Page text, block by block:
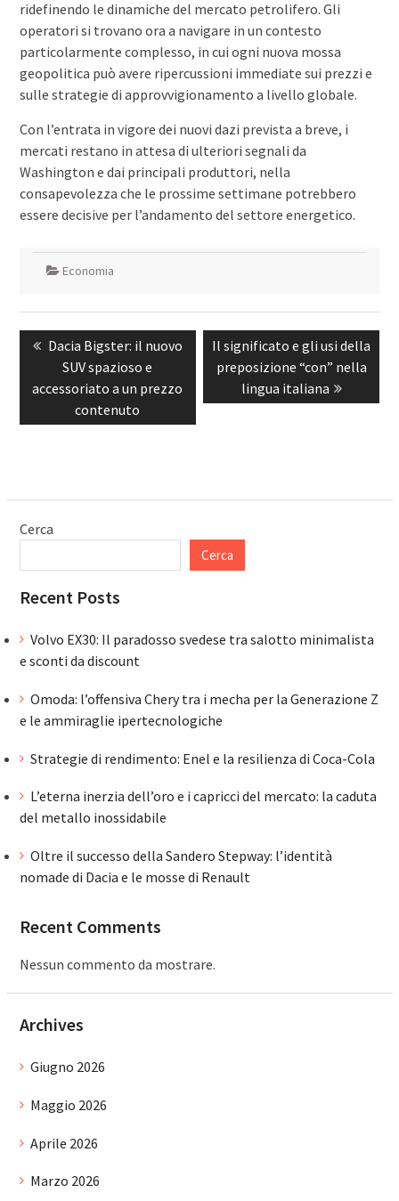
ridefinendo le dinamiche del mercato petrolifero. Gli
operatori si trovano ora a navigare in un contesto
particolarmente complesso, in cui ogni nuova mossa
geopolitica può avere ripercussioni immediate sui prezzi e
sulle strategie di approvvigionamento a livello globale.
Con l’entrata in vigore dei nuovi dazi prevista a breve, i
mercati restano in attesa di ulteriori segnali da
Washington e dai principali produttori, nella
consapevolezza che le prossime settimane potrebbero
essere decisive per l’andamento del settore energetico.
Economia
Navigazione
articoliPrevious
post:
Dacia Bigster: il nuovo
SUV spazioso e
accessoriato a un prezzo
contenuto
Next
post:
Il significato e gli usi della
preposizione “con” nella
lingua italiana
Cerca
Cerca
Recent Posts
Volvo EX30: Il paradosso svedese tra salotto minimalista
e sconti da discount
Omoda: l’offensiva Chery tra i mecha per la Generazione Z
e le ammiraglie ipertecnologiche
Strategie di rendimento: Enel e la resilienza di Coca-Cola
L’eterna inerzia dell’oro e i capricci del mercato: la caduta
del metallo inossidabile
Oltre il successo della Sandero Stepway: l’identità
nomade di Dacia e le mosse di Renault
Recent Comments
Nessun commento da mostrare.
Archives
Giugno 2026
Maggio 2026
Aprile 2026
Marzo 2026